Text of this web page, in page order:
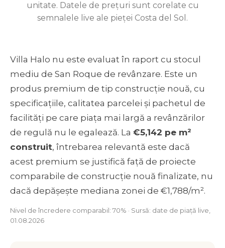
unitate. Datele de prețuri sunt corelate cu
semnalele live ale pieței Costa del Sol.
Villa Halo nu este evaluat în raport cu stocul
mediu de San Roque de revânzare. Este un
produs premium de tip construcție nouă, cu
specificațiile, calitatea parcelei și pachetul de
facilități pe care piața mai largă a revânzărilor
de regulă nu le egalează. La €5,142 pe m²
construit, întrebarea relevantă este dacă
acest premium se justifică față de proiecte
comparabile de construcție nouă finalizate, nu
dacă depășește mediana zonei de €1,788/m².
Nivel de încredere comparabil: 70% · Sursă: date de piață live,
01.08.2026